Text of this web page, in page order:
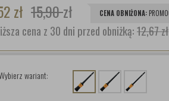
zł 15,90zł CENA OBNIŻONA:
cena z 30 dni przed obniżką:12,67 zł
wariant: